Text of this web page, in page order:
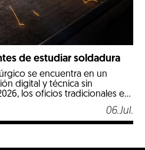
de estudiar soldadura
se encuentra en un
digital y técnica sin
los oficios tradicionales e
y mejor remuneradas del
ellos, la soldadura destaca
06.Jul.